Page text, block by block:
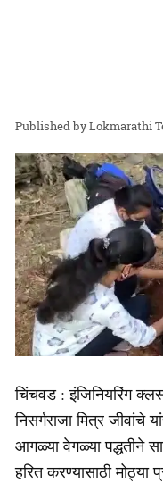
Lokmarathi
चिंचवड : इंजिनियरिंग
निसर्गराजा मित्र जीवांचे
आगळ्या वेगळ्या पद्धतीने
हरित करण्यासाठी मोठ्या